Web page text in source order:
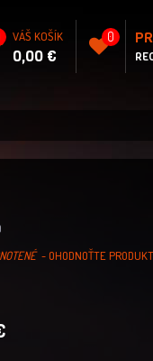
VÁŠ KOŠÍK
0,00 €
0
- OHODNOŤTE